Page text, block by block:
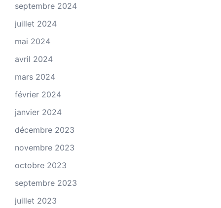
septembre 2024
juillet 2024
mai 2024
avril 2024
mars 2024
février 2024
janvier 2024
décembre 2023
novembre 2023
octobre 2023
septembre 2023
juillet 2023